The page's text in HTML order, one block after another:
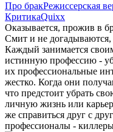
Про бракРежиссерская
КритикаQuixx
Оказывается, прожив в
Смит и не
Каждый занимается
истинную профессию -
их профессиональные
жестко. Когда они
что предстоит убрать
личную жизнь или
же справиться друг с
профессионалы -